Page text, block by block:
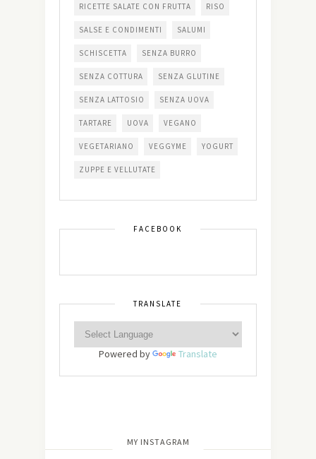
RICETTE SALATE CON FRUTTA RISO
SALSE E CONDIMENTI SALUMI
SCHISCETTA SENZA BURRO
SENZA COTTURA SENZA GLUTINE
SENZA LATTOSIO SENZA UOVA
TARTARE UOVA VEGANO
VEGETARIANO VEGGYME YOGURT
ZUPPE E VELLUTATE
FACEBOOK
TRANSLATE
Powered by Translate
MY INSTAGRAM
[wdi_feed id=”2″]